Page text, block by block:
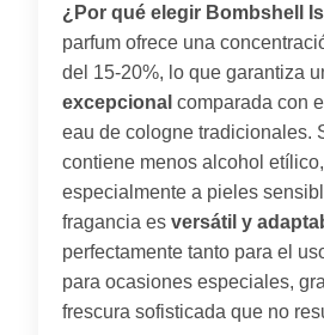
¿Por qué elegir Bombshell
parfum ofrece una
del 15-20%, lo que garantiza
excepcional comparada con
eau de cologne tradicionales.
contiene menos alcohol
especialmente a pieles
fragancia es versátil y
perfectamente tanto para el
para ocasiones especiales,
frescura sofisticada que no